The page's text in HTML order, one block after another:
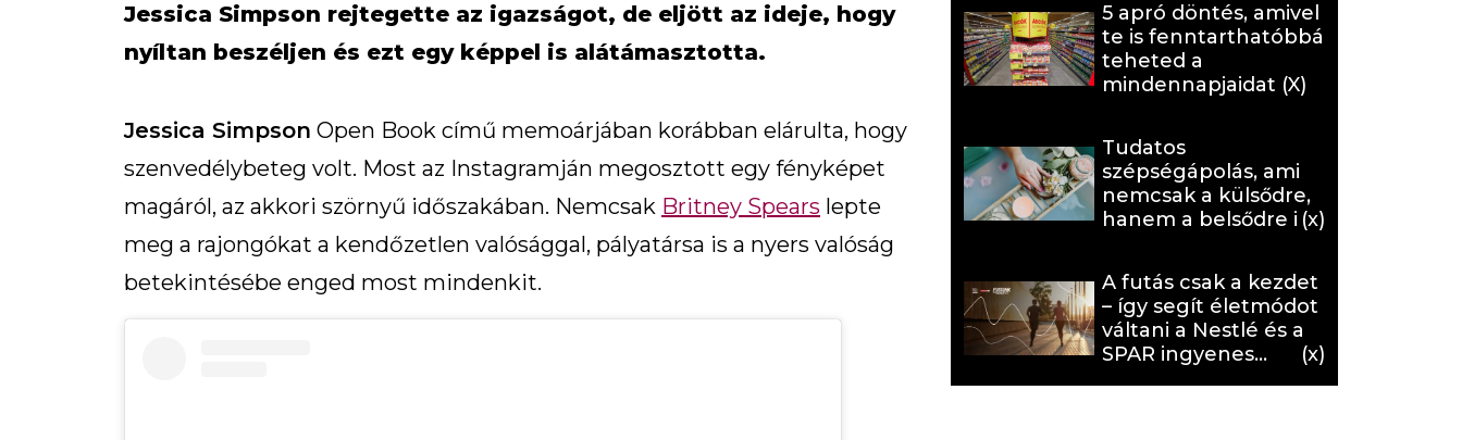
Jessica Simpson rejtegette az igazságot, de eljött az ideje, hogy
nyíltan beszéljen és ezt egy képpel is alátámasztotta.
Jessica Simpson Open Book című memoárjában korábban elárulta, hogy
szenvedélybeteg volt. Most az Instagramján megosztott egy fényképet
magáról, az akkori szörnyű időszakában. Nemcsak Britney Spears lepte
meg a rajongókat a kendőzetlen valósággal, pályatársa is a nyers valóság
betekintésébe enged most mindenkit.
5 apró döntés, amivel
te is fenntarthatóbbá
teheted a
mindennapjaidat (X)
Tudatos
szépségápolás, ami
nemcsak a külsődre,
hanem a belsődre is
A futás csak a kezdet
– így segít életmódot
váltani a Nestlé és a
SPAR ingyenes